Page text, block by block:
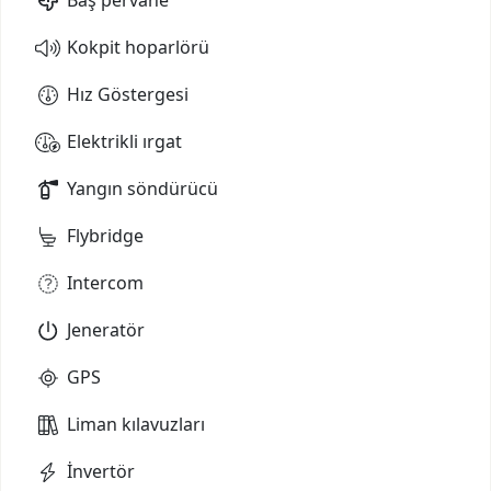
Kokpit hoparlörü
Hız Göstergesi
Elektrikli ırgat
Yangın söndürücü
Flybridge
Intercom
Jeneratör
GPS
Liman kılavuzları
İnvertör